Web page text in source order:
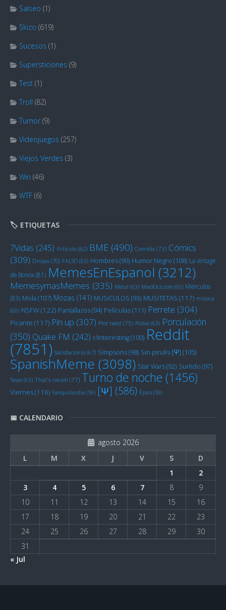
Salseo (1)
Skizo (619)
Sucesos (1)
Supersticiones (9)
Test (1)
Troll (82)
Tumor (9)
Videojuegos (257)
Viejos Verdes (3)
Win (46)
WTF (6)
🏷️ ETIQUETAS
7Vidas (245) Artículo (62) BME (490) Comida (73) Cómics
(309) Drojas (70) FALSO (63) Hombres(90) Humor Negro (108) La vintage
de Bonox(81) MemesEnEspanol (3212)
MemesymasMemes (335) Metal (63) MiedOctubre (60) Miérculos
(83) Mola (107) Mozas (141) MUSICULOS (93) MUSITETAS (117) música
(60) NSFW(122) Pantallazos(94) Películas(111) Perrete (304)
Picante (117) Pin up (307) Plot twist (75) Pollas (63) Porculación
(350) Quake FM (242) r/Interesting(100) Reddit
(7851) Satisfactorio (67) Simpsons(98) Sin pirulís [Ψ] (105)
SpanishMeme (3098) Star Wars(92) Surtido (97)
Tessa (63) That's racist! (77) Turno de noche (1456)
Viernes(116) Yanquilandia (59) [Ψ] (586) Épico (59)
📅 CALENDARIO
agosto 2026
L
M X J V S
D
1
2
3
4 5 6 7 8
9
10
11 12 13 14 15
16
17
18 19 20 21 22
23
24
25 26 27 28 29
30
31
« Jul